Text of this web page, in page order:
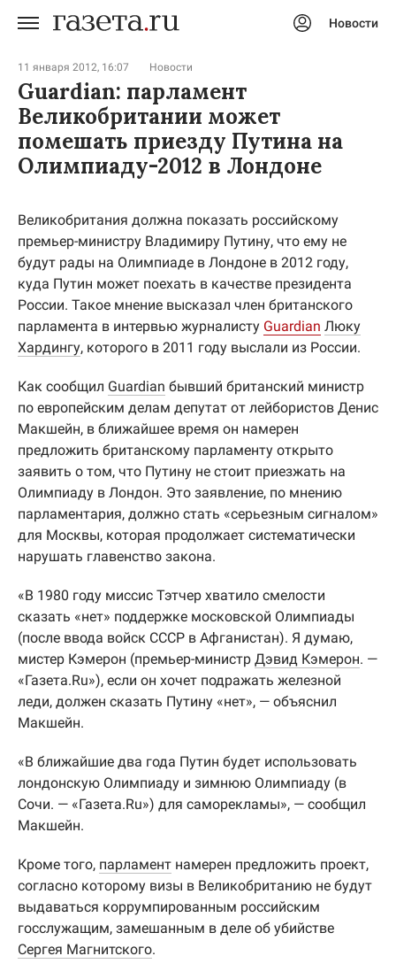
Новости
11 января 2012, 16:07 Новости
Guardian: парламент
Великобритании может
помешать приезду Путина на
Олимпиаду-2012 в Лондоне
Великобритания должна показать российскому
премьер-министру Владимиру Путину, что ему не
будут рады на Олимпиаде в Лондоне в 2012 году,
куда Путин может поехать в качестве президента
России. Такое мнение высказал член британского
парламента в интервью журналисту Guardian Люку
Хардингу, которого в 2011 году выслали из России.
Как сообщил Guardian бывший британский министр
по европейским делам депутат от лейбористов Денис
Макшейн, в ближайшее время он намерен
предложить британскому парламенту открыто
заявить о том, что Путину не стоит приезжать на
Олимпиаду в Лондон. Это заявление, по мнению
парламентария, должно стать «серьезным сигналом»
для Москвы, которая продолжает систематически
нарушать главенство закона.
«В 1980 году миссис Тэтчер хватило смелости
сказать «нет» поддержке московской Олимпиады
(после ввода войск СССР в Афганистан). Я думаю,
мистер Кэмерон (премьер-министр Дэвид Кэмерон. —
«Газета.Ru»), если он хочет подражать железной
леди, должен сказать Путину «нет», — объяснил
Макшейн.
«В ближайшие два года Путин будет использовать
лондонскую Олимпиаду и зимнюю Олимпиаду (в
Сочи. — «Газета.Ru») для саморекламы», — сообщил
Макшейн.
Кроме того, парламент намерен предложить проект,
согласно которому визы в Великобританию не будут
выдаваться коррумпированным российским
госслужащим, замешанным в деле об убийстве
Сергея Магнитского.